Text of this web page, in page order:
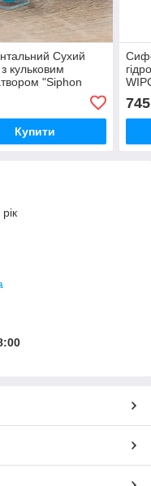
Сухий
кульковим
"Siphon
Купити
745